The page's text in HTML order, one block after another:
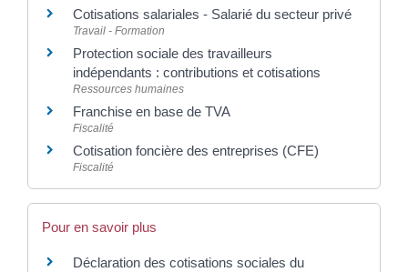
Cotisations salariales - Salarié du secteur privé
Travail - Formation
Protection sociale des travailleurs
indépendants : contributions et cotisations
Ressources humaines
Franchise en base de TVA
Fiscalité
Cotisation foncière des entreprises (CFE)
Fiscalité
Pour en savoir plus
Déclaration des cotisations sociales du